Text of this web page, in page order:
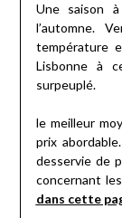
Une saison
l’automne.
température
Lisbonne à
surpeuplé.
le meilleur
prix
desservie de
concernant
dans cette